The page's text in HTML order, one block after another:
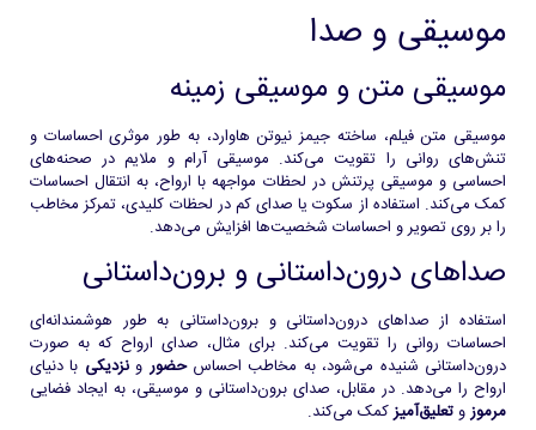
موسیقی و صدا
موسیقی متن و موسیقی زمینه
موسیقی متن فیلم، ساخته جیمز نیوتن هاوارد، به طور موثری احساسات و
تنش‌های روانی را تقویت می‌کند. موسیقی آرام و ملایم در صحنه‌های
احساسی و موسیقی پرتنش در لحظات مواجهه با ارواح، به انتقال احساسات
کمک می‌کند. استفاده از سکوت یا صدای کم در لحظات کلیدی، تمرکز مخاطب
را بر روی تصویر و احساسات شخصیت‌ها افزایش می‌دهد.
صداهای درون‌داستانی و برون‌داستانی
استفاده از صداهای درون‌داستانی و برون‌داستانی به طور هوشمندانه‌ای
احساسات روانی را تقویت می‌کند. برای مثال، صدای ارواح که به صورت
درون‌داستانی شنیده می‌شود، به مخاطب احساسحضورونزدیکی با دنیای
ارواح را می‌دهد. در مقابل، صدای برون‌داستانی و موسیقی، به ایجاد فضایی
مرموزوتعلیق‌آمیزکمک می‌کند.